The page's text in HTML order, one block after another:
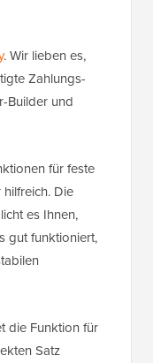
. Wir lieben es,
Zahlungs-
Builder und
für feste
Die
es Ihnen,
gut funktioniert,
die Funktion für
Satz